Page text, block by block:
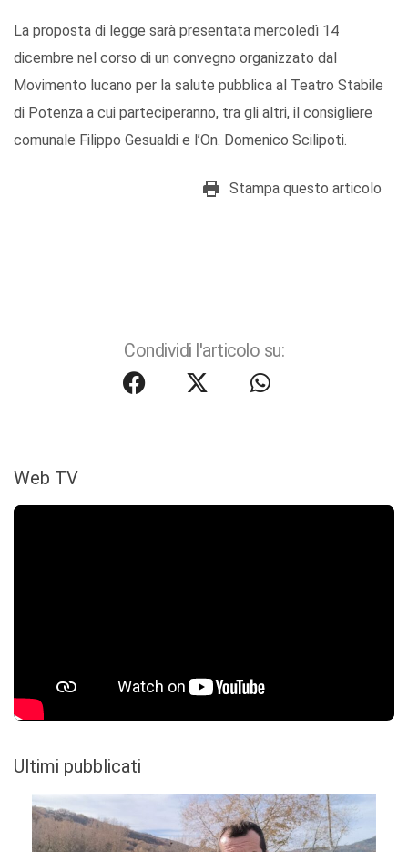
La proposta di legge sarà presentata mercoledì 14
dicembre nel corso di un convegno organizzato dal
Movimento lucano per la salute pubblica al Teatro Stabile
di Potenza a cui parteciperanno, tra gli altri, il consigliere
comunale Filippo Gesualdi e l’On. Domenico Scilipoti.
Stampa questo articolo
Condividi l'articolo su:
Web TV
Ultimi pubblicati